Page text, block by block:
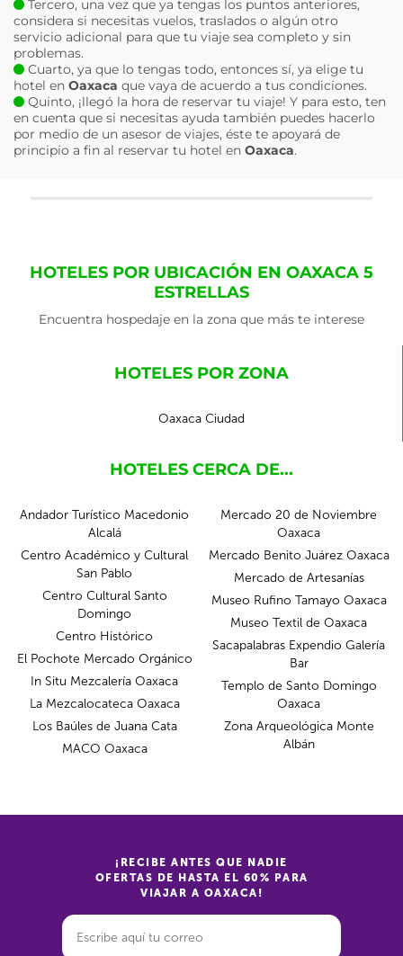
Tercero, una vez que ya tengas los puntos anteriores,
considera si necesitas vuelos, traslados o algún otro
servicio adicional para que tu viaje sea completo y sin
problemas.
Cuarto, ya que lo tengas todo, entonces sí, ya elige tu
hotel en Oaxaca que vaya de acuerdo a tus condiciones.
Quinto, ¡llegó la hora de reservar tu viaje! Y para esto, ten
en cuenta que si necesitas ayuda también puedes hacerlo
por medio de un asesor de viajes, éste te apoyará de
principio a fin al reservar tu hotel en Oaxaca.
HOTELES POR UBICACIÓN EN OAXACA 5
ESTRELLAS
Encuentra hospedaje en la zona que más te interese
HOTELES POR ZONA
Oaxaca Ciudad
HOTELES CERCA DE...
Andador Turístico Macedonio
Alcalá
Centro Académico y Cultural
San Pablo
Centro Cultural Santo
Domingo
Centro Histórico
El Pochote Mercado Orgánico
In Situ Mezcalería Oaxaca
La Mezcalocateca Oaxaca
Los Baúles de Juana Cata
MACO Oaxaca
Mercado 20 de Noviembre
Oaxaca
Mercado Benito Juárez Oaxaca
Mercado de Artesanías
Museo Rufino Tamayo Oaxaca
Museo Textil de Oaxaca
Sacapalabras Expendio Galería
Bar
Templo de Santo Domingo
Oaxaca
Zona Arqueológica Monte
Albán
¡RECIBE ANTES QUE NADIE
OFERTAS DE HASTA EL 60% PARA
VIAJAR A OAXACA!